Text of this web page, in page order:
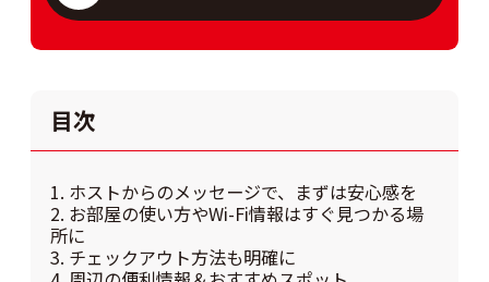
目次
1. ホストからのメッセージで、まずは安心感を
2. お部屋の使い方やWi-Fi情報はすぐ見つかる場
所に
3. チェックアウト方法も明確に